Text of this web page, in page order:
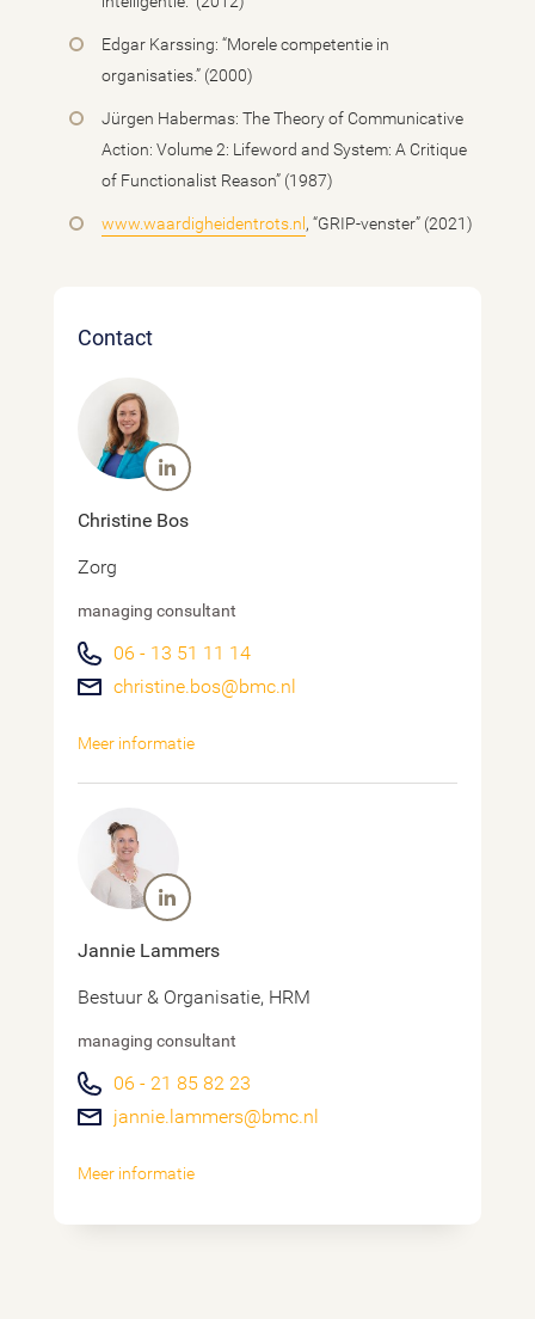
Edgar Karssing: “Morele competentie in
organisaties.” (2000)
Jürgen Habermas: The Theory of Communicative
Action: Volume 2: Lifeword and System: A Critique
of Functionalist Reason” (1987)
www.waardigheidentrots.nl , “GRIP-venster” (2021)
Contact
Christine Bos
Zorg
managing consultant
06 - 13 51 11 14
christine.bos@bmc.nl
Meer informatie
Jannie Lammers
Bestuur & Organisatie, HRM
managing consultant
06 - 21 85 82 23
jannie.lammers@bmc.nl
Meer informatie